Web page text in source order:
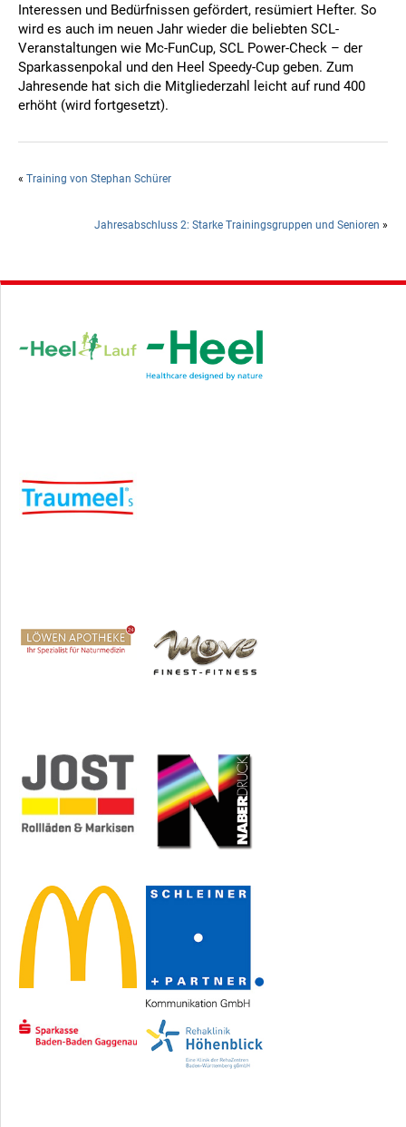
Interessen und Bedürfnissen gefördert, resümiert Hefter. So
wird es auch im neuen Jahr wieder die beliebten SCL-
Veranstaltungen wie Mc-FunCup, SCL Power-Check – der
Sparkassenpokal und den Heel Speedy-Cup geben. Zum
Jahresende hat sich die Mitgliederzahl leicht auf rund 400
erhöht (wird fortgesetzt).
« Training von Stephan Schürer
Jahresabschluss 2: Starke Trainingsgruppen und Senioren »